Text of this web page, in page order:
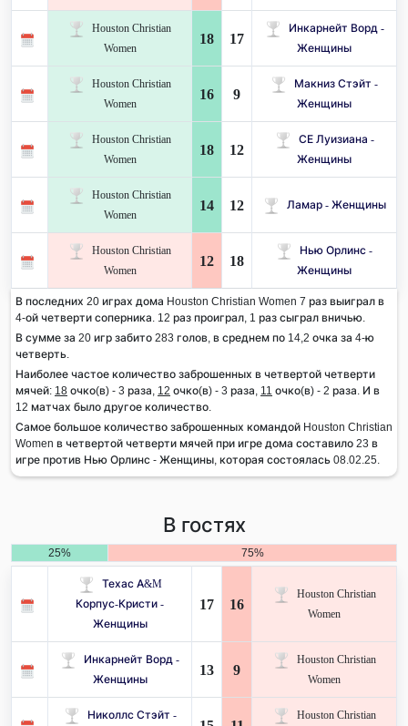
Houston Christian
Women
18 17
Инкарнейт Ворд -
Женщины
Houston Christian
Women
16 9
Макниз Стэйт -
Женщины
Houston Christian
Women
18 12
СЕ Луизиана -
Женщины
Houston Christian
Women
14 12 Ламар - Женщины
Houston Christian
Women
12 18
Нью Орлинс -
Женщины
В последних 20 играх дома Houston Christian Women 7 раз выиграл в
4-ой четверти соперника. 12 раз проиграл, 1 раз сыграл вничью.
В сумме за 20 игр забито 283 голов, в среднем по 14,2 очка за 4-ю
четверть.
Наиболее частое количество заброшенных в четвертой четверти
мячей: 18 очко(в) - 3 раза, 12 очко(в) - 3 раза, 11 очко(в) - 2 раза. И в
12 матчах было другое количество.
Самое большое количество заброшенных командой Houston Christian
Women в четвертой четверти мячей при игре дома составило 23 в
игре против Нью Орлинс - Женщины, которая состоялась 08.02.25.
В гостях
25% 75%
Техас A&M
Корпус-Кристи -
Женщины
17 16
Houston Christian
Women
Инкарнейт Ворд -
Женщины
13 9
Houston Christian
Women
Николлс Стэйт - Houston Christian